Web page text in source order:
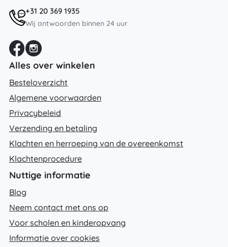
+31 20 369 1935
Wij antwoorden binnen 24 uur
Alles over winkelen
Besteloverzicht
Algemene voorwaarden
Privacybeleid
Verzending en betaling
Klachten en herroeping van de overeenkomst
Klachtenprocedure
Nuttige informatie
Blog
Neem contact met ons op
Voor scholen en kinderopvang
Informatie over cookies